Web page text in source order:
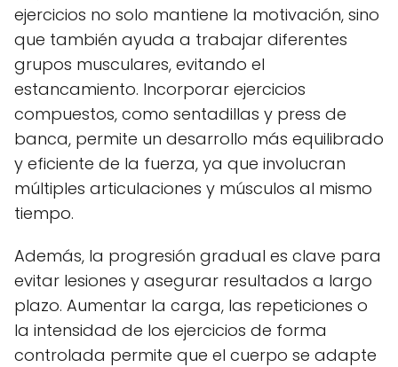
ejercicios no solo mantiene la motivación, sino
que también ayuda a trabajar diferentes
grupos musculares, evitando el
estancamiento. Incorporar ejercicios
compuestos, como sentadillas y press de
banca, permite un desarrollo más equilibrado
y eficiente de la fuerza, ya que involucran
múltiples articulaciones y músculos al mismo
tiempo.
Además, la progresión gradual es clave para
evitar lesiones y asegurar resultados a largo
plazo. Aumentar la carga, las repeticiones o
la intensidad de los ejercicios de forma
controlada permite que el cuerpo se adapte